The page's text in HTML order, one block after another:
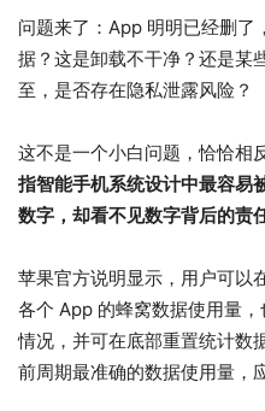
问题来了：App 明明已经删了
据？这是卸载不干净？还是某
至，是否存在隐私泄露风险？
这不是一个小白问题，恰恰相
指智能手机系统设计中最容易
数字，却看不见数字背后的责
苹果官方说明显示，用户可以
各个 App 的蜂窝数据使用量
情况，并可在底部重置统计数
前周期最准确的数据使用量，